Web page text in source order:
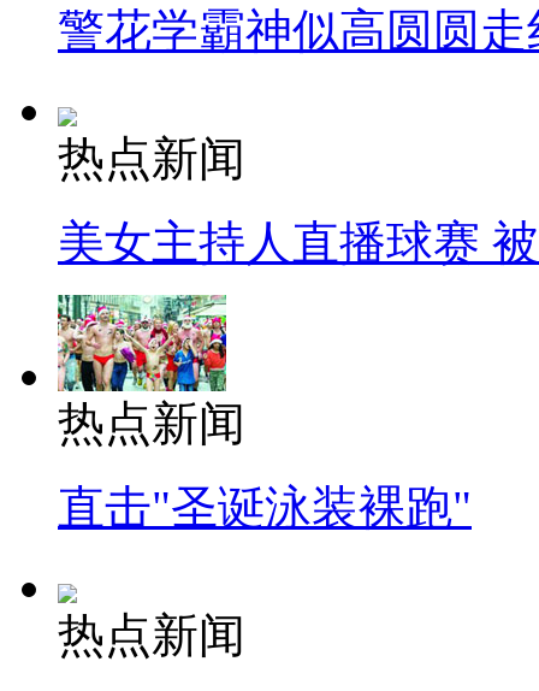
警花学霸神似高圆圆走
热点新闻
美女主持人直播球赛
热点新闻
直击"圣诞泳装裸跑"
热点新闻